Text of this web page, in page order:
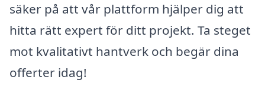
säker på att vår plattform hjälper dig att
hitta rätt expert för ditt projekt. Ta steget
mot kvalitativt hantverk och begär dina
offerter idag!